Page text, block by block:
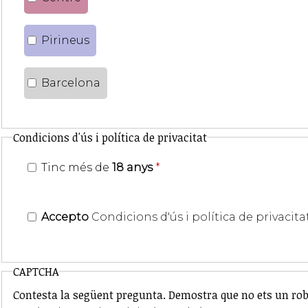
Pirineus
Barcelona
Condicions d'ús i política de privacitat
Tinc més de 18 anys *
Accepto Condicions d'ús i política de
CAPTCHA
Contesta la següent pregunta. Demostra que no ets un